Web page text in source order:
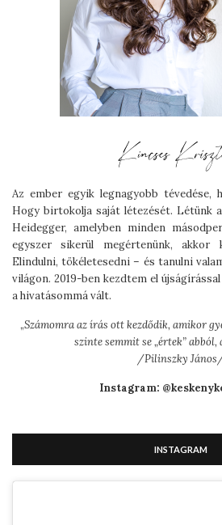
Az ember egyik legnagyobb tévedése,
Hogy birtokolja saját létezését. Létünk
Heidegger, amelyben minden
egyszer sikerül megértenünk, akkor
Elindulni, tökéletesedni – és tanulni
világon. 2019-ben kezdtem el
a hivatásommá vált.
„Számomra az írás ott kezdődik, amikor
szinte semmit se „értek” abból,
/Pilinszky
Instagram:
INSTAGRAM